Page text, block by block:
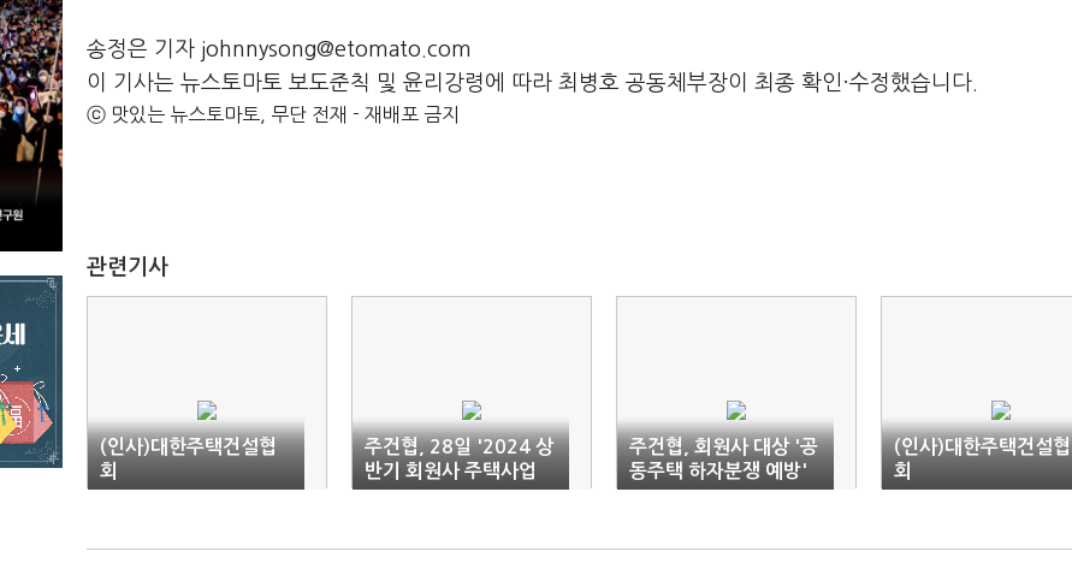
송정은 기자 johnnysong@etomato.com
이 기사는 뉴스토마토 보도준칙 및 윤리강령에 따라 최병호 공동체부장이 최종 확인·수정했습니다.
ⓒ 맛있는 뉴스토마토, 무단 전재 - 재배포 금지
관련기사
(인사)대한주택건설협
회
주건협, 28일 '2024 상
반기 회원사 주택사업
실무교육' 실시
주건협, 회원사 대상 '공
동주택 하자분쟁 예방'
교육 실시
(인사)대한주택건설협
회